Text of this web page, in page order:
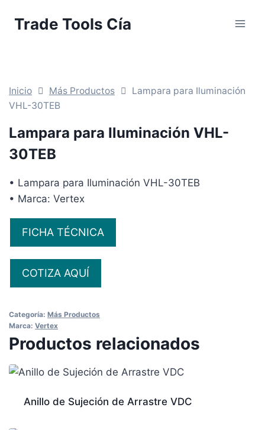
Trade Tools Cía
Inicio Más Productos
Lampara para Iluminación
VHL-30TEB
Lampara para Iluminación VHL-
30TEB
• Lampara para Iluminación VHL-30TEB
• Marca: Vertex
FICHA TÉCNICA
COTIZA AQUÍ
Categoría: Más Productos
Marca: Vertex
Productos relacionados
Anillo de Sujeción de Arrastre VDC